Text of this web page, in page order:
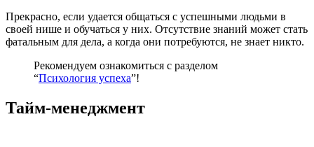
Прекрасно, если удается общаться с успешными людьми в
своей нише и обучаться у них. Отсутствие знаний может стать
фатальным для дела, а когда они потребуются, не знает никто.
Рекомендуем ознакомиться с разделом
“Психология успеха”!
Тайм-менеджмент